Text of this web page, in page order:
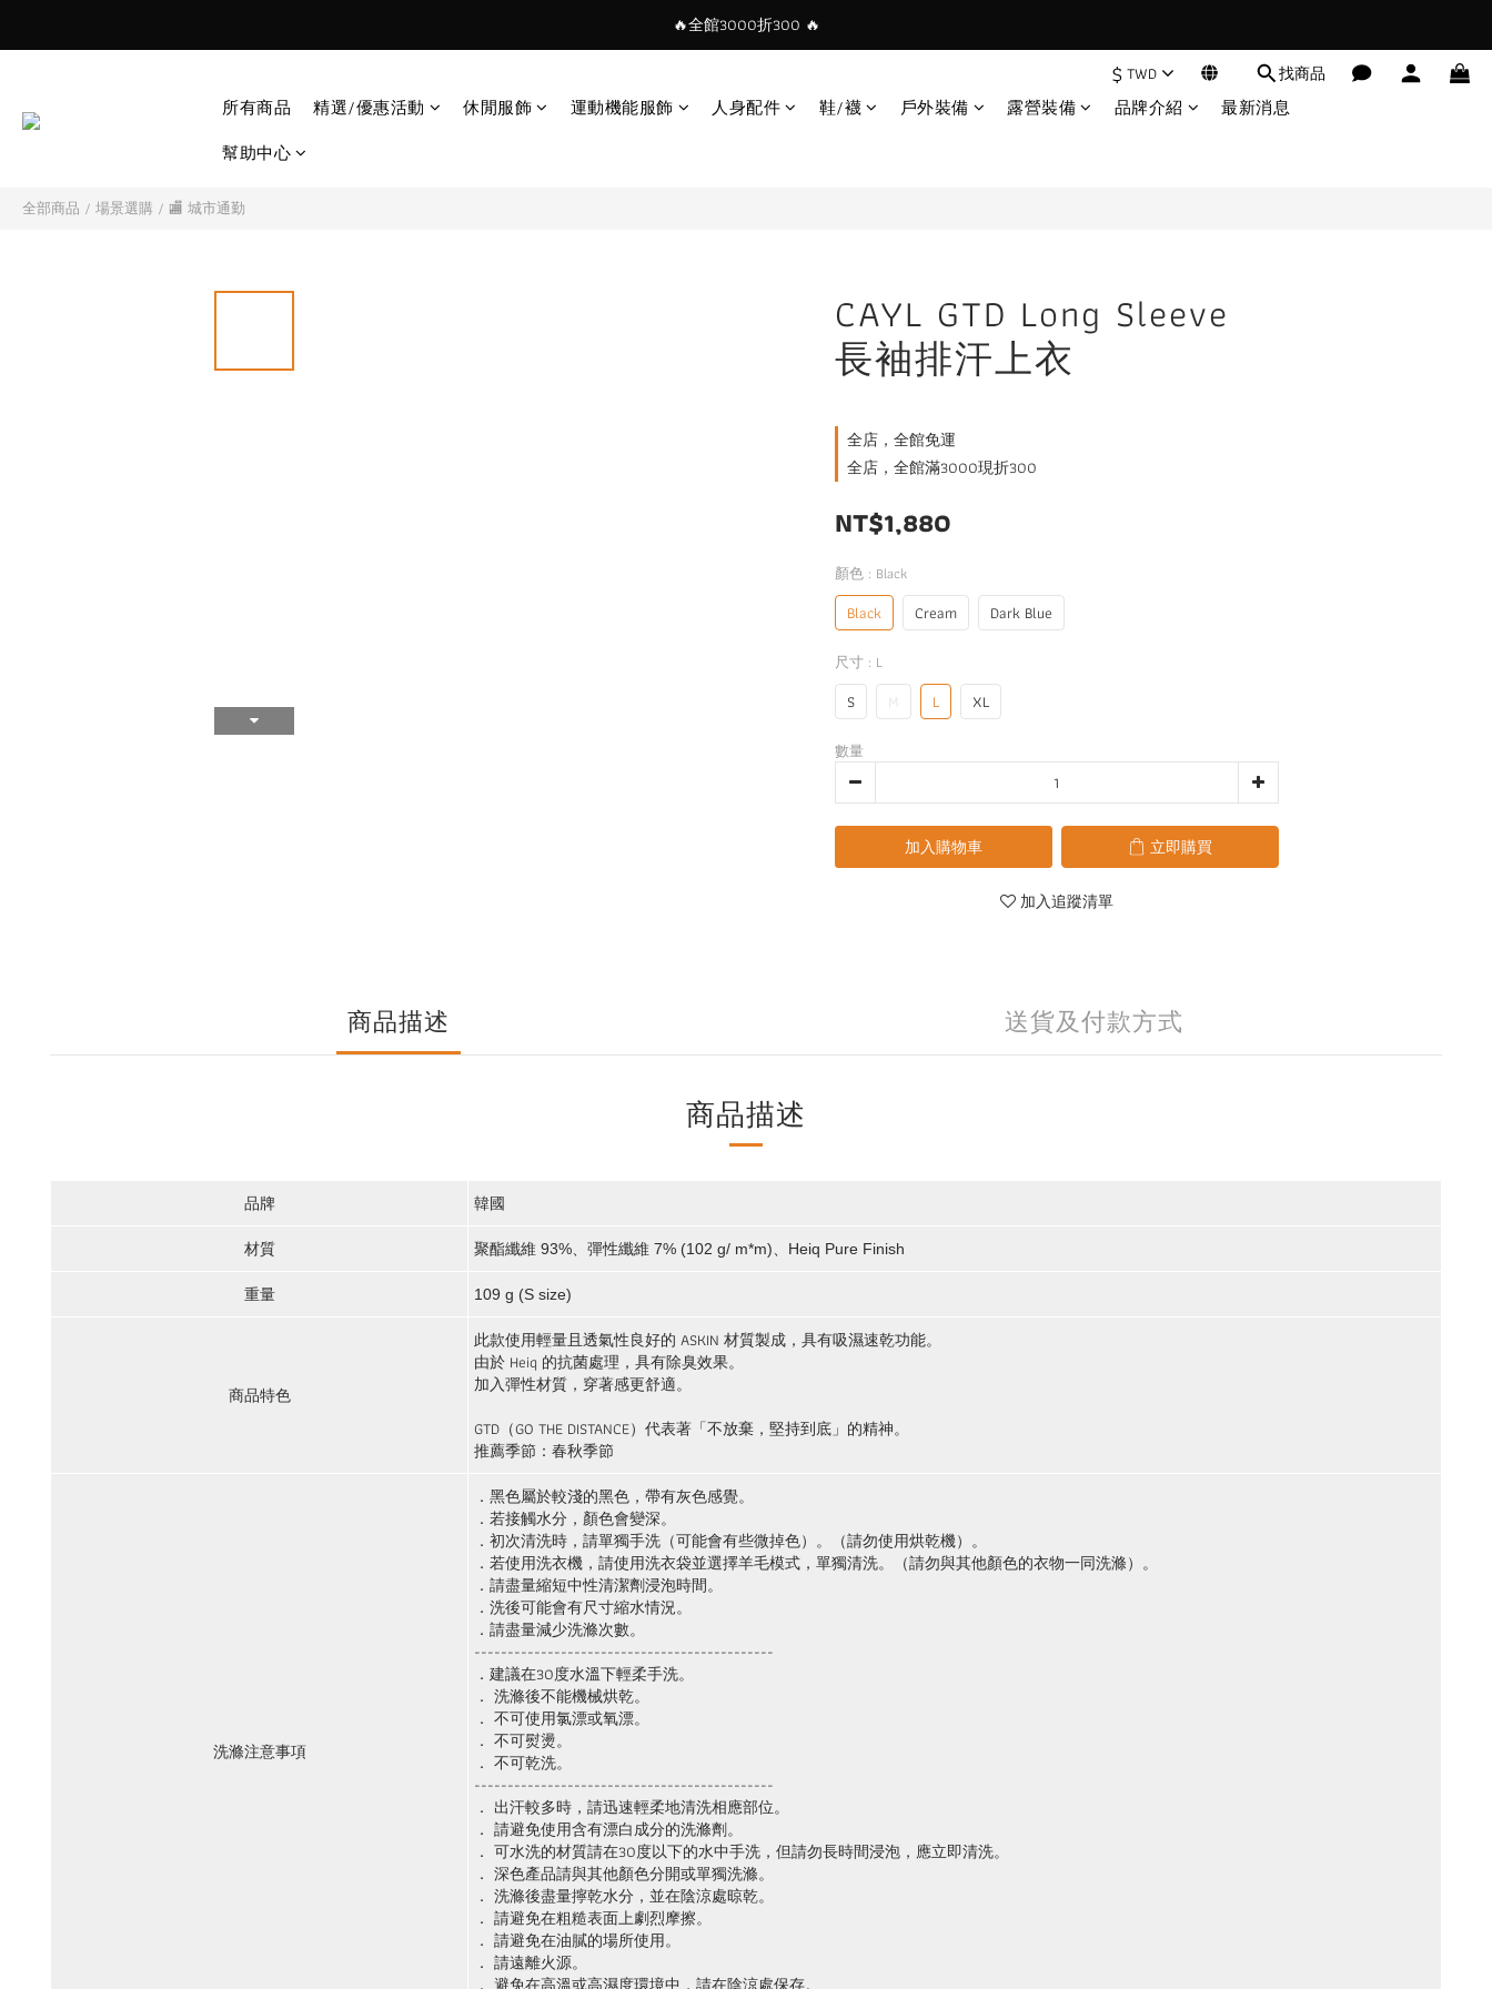
🔥全館3000折300 🔥
$ TWD 找商品
所有商品 精選/優惠活動 休閒服飾 運動機能服飾 人身配件 鞋/襪 戶外裝備 露營裝備 品牌介紹
最新消息
幫助中心
全部商品 / 場景選購 / 🏬 城市通勤
CAYL GTD Long Sleeve
長袖排汗上衣
全店，全館免運
全店，全館滿3000現折300
NT$1,880
顏色 : Black
Black Cream Dark Blue
尺寸 : L
S M L XL
數量
加入購物車 立即購買
加入追蹤清單
商品描述 送貨及付款方式
商品描述
品牌 韓國
材質 聚酯纖維 93%、彈性纖維 7% (102 g/ m*m)、Heiq Pure Finish
重量 109 g (S size)
商品特色
此款使用輕量且透氣性良好的 ASKIN 材質製成，具有吸濕速乾功能。
由於 Heiq 的抗菌處理，具有除臭效果。
加入彈性材質，穿著感更舒適。
GTD（GO THE DISTANCE）代表著「不放棄，堅持到底」的精神。
推薦季節：春秋季節
洗滌注意事項
．黑色屬於較淺的黑色，帶有灰色感覺。
．若接觸水分，顏色會變深。
．初次清洗時，請單獨手洗（可能會有些微掉色）。（請勿使用烘乾機）。
．若使用洗衣機，請使用洗衣袋並選擇羊毛模式，單獨清洗。（請勿與其他顏色的衣物一同洗滌）。
．請盡量縮短中性清潔劑浸泡時間。
．洗後可能會有尺寸縮水情況。
．請盡量減少洗滌次數。
---------------------------------------------
．建議在30度水溫下輕柔手洗。
． 洗滌後不能機械烘乾。
． 不可使用氯漂或氧漂。
． 不可熨燙。
． 不可乾洗。
---------------------------------------------
． 出汗較多時，請迅速輕柔地清洗相應部位。
． 請避免使用含有漂白成分的洗滌劑。
． 可水洗的材質請在30度以下的水中手洗，但請勿長時間浸泡，應立即清洗。
． 深色產品請與其他顏色分開或單獨洗滌。
． 洗滌後盡量擰乾水分，並在陰涼處晾乾。
． 請避免在粗糙表面上劇烈摩擦。
． 請避免在油膩的場所使用。
． 請遠離火源。
立即購買